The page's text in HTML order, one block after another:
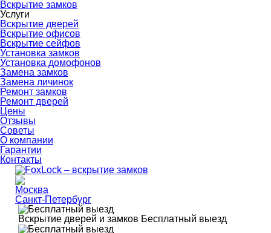
Вскрытие замков
Услуги
Вскрытие дверей
Вскрытие офисов
Вскрытие сейфов
Установка замков
Установка домофонов
Замена замков
Замена личинок
Ремонт замков
Ремонт дверей
Цены
Отзывы
Советы
О компании
Гарантии
Контакты
Москва
Санкт-Петербург
Вскрытие дверей и замков Бесплатный выезд